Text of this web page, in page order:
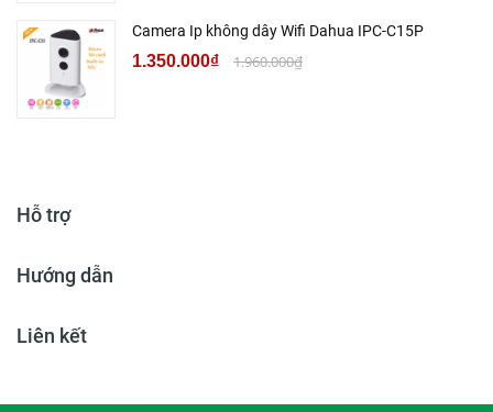
Camera Ip không dây Wifi Dahua IPC-C15P
1.350.000₫ 1.960.000₫
Hỗ trợ
Hướng dẫn
Liên kết